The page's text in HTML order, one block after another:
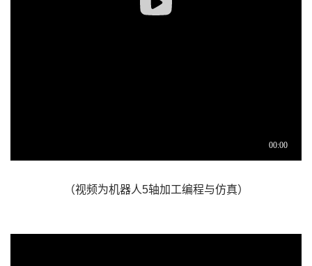
（视频为机器人5轴加工编程与仿真）